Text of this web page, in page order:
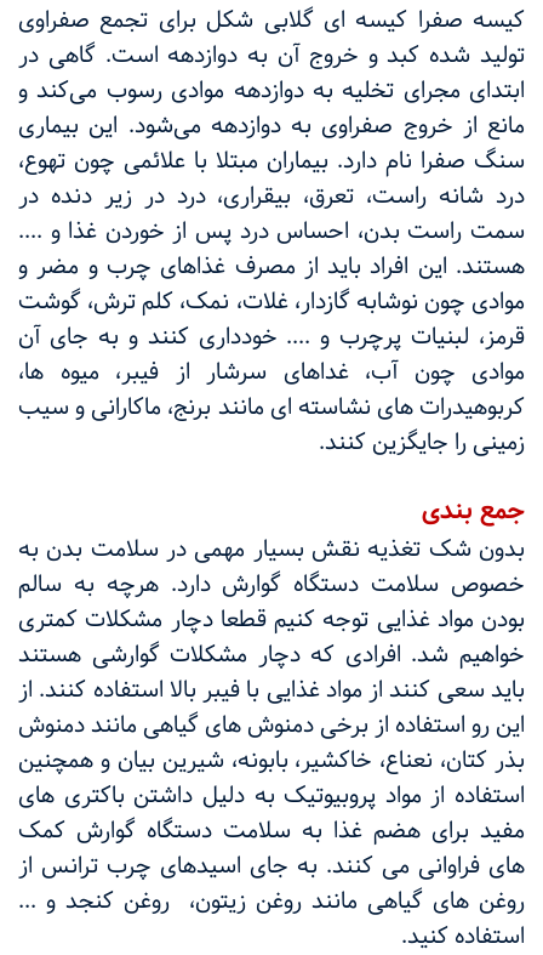
کیسه صفرا کیسه ای گلابی شکل برای تجمع صفراوی
تولید شده کبد و خروج آن به دوازدهه است. گاهی در
ابتدای مجرای تخلیه به دوازدهه موادی رسوب می‌کند و
مانع از خروج صفراوی به دوازدهه می‌شود. این بیماری
سنگ صفرا نام دارد. بیماران مبتلا با علائمی چون تهوع،
درد شانه راست، تعرق، بیقراری، درد در زیر دنده در
سمت راست بدن، احساس درد پس از خوردن غذا و ....
هستند. این افراد باید از مصرف غذاهای چرب و مضر و
موادی چون نوشابه‌ گازدار، غلات، نمک، کلم ترش، گوشت
قرمز، لبنیات پرچرب و .... خودداری کنند و به جای آن
موادی چون آب، غداهای سرشار از فیبر، میوه ها،
کربوهیدرات های نشاسته ای مانند برنج‌، ماکارانی و سیب
زمینی را جایگزین کنند.
جمع بندی
بدون شک تغذیه نقش بسیار مهمی در سلامت بدن به
خصوص سلامت دستگاه گوارش دارد. هرچه به سالم
بودن مواد غذایی توجه کنیم قطعا دچار مشکلات کمتری
خواهیم شد. افرادی که دچار مشکلات گوارشی هستند
باید سعی کنند از مواد غذایی با فیبر بالا استفاده کنند. از
این رو استفاده از برخی دمنوش های گیاهی مانند دمنوش
بذر کتان، نعناع، خاکشیر، بابونه، شیرین بیان و همچنین
استفاده از مواد پروبیوتیک به دلیل داشتن باکتری های
مفید برای هضم غذا به سلامت دستگاه گوارش کمک
های فراوانی می کنند. به جای اسیدهای چرب ترانس از
روغن های گیاهی مانند روغن زیتون، روغن کنجد و ...
استفاده کنید.